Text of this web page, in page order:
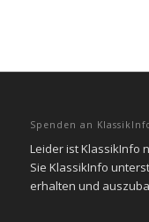
Spenden an
Leider ist KlassikInfo
Sie KlassikInfo
erhalten und